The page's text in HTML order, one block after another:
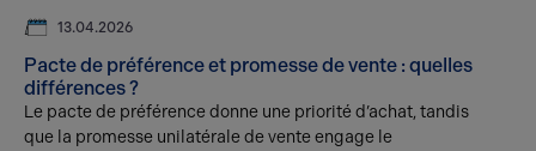
13.04.2026
Pacte de préférence et promesse de vente : quelles
différences ?
Le pacte de préférence donne une priorité d’achat, tandis
que la promesse unilatérale de vente engage le